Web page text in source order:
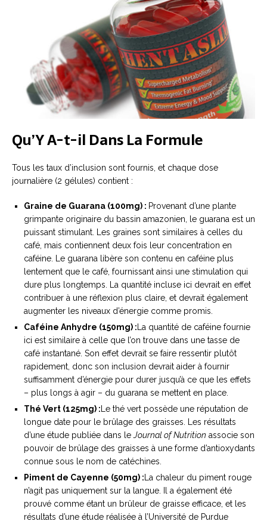
Qu’Y A-t-il Dans La Formule
Tous les taux d’inclusion sont fournis, et chaque dose
journalière (2 gélules) contient :
Graine de Guarana (100mg) : Provenant d’une plante
grimpante originaire du bassin amazonien, le guarana est un
puissant stimulant. Les graines sont similaires à celles du
café, mais contiennent deux fois leur concentration en
caféine. Le guarana libère son contenu en caféine plus
lentement que le café, fournissant ainsi une stimulation qui
dure plus longtemps. La quantité incluse ici devrait en effet
contribuer à une réflexion plus claire, et devrait également
augmenter les niveaux d’énergie comme promis.
Caféine Anhydre (150mg) : La quantité de caféine fournie
ici est similaire à celle que l’on trouve dans une tasse de
café instantané. Son effet devrait se faire ressentir plutôt
rapidement, donc son inclusion devrait aider à fournir
suffisamment d’énergie pour durer jusqu’à ce que les effets
– plus longs à agir – du guarana se mettent en place.
Thé Vert (125mg) : Le thé vert possède une réputation de
longue date pour le brûlage des graisses. Les résultats
d’une étude publiée dans leJournal of Nutrition associe son
pouvoir de brûlage des graisses à une forme d’antioxydants
connue sous le nom de catéchines.
Piment de Cayenne (50mg) : La chaleur du piment rouge
n’agit pas uniquement sur la langue. Il a également été
prouvé comme étant un brûleur de graisse efficace, et les
résultats d’une étude réalisée à l’Université de Purdue